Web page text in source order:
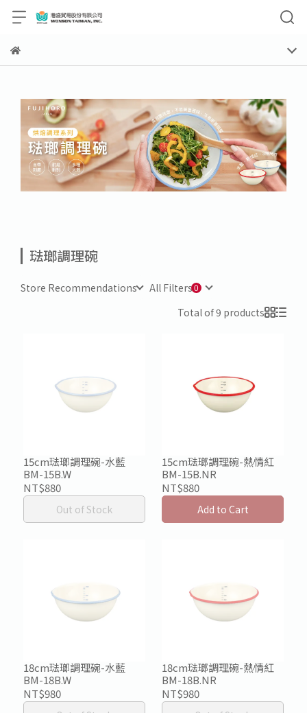
琺瑯調理碗
Store Recommendations
All Filters
Total of 9 products
15cm琺瑯調理碗-水藍
BM-15B.W
NT$880
Out of Stock
15cm琺瑯調理碗-熱情紅
BM-15B.NR
NT$880
Add to Cart
18cm琺瑯調理碗-水藍
BM-18B.W
NT$980
18cm琺瑯調理碗-熱情紅
BM-18B.NR
NT$980